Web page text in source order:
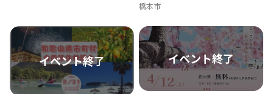
橋本市